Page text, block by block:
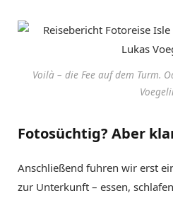
Voilà – die Fee auf dem Turm.
Fotosüchtig? Aber
Anschließend fuhren wir erst
zur Unterkunft – essen,